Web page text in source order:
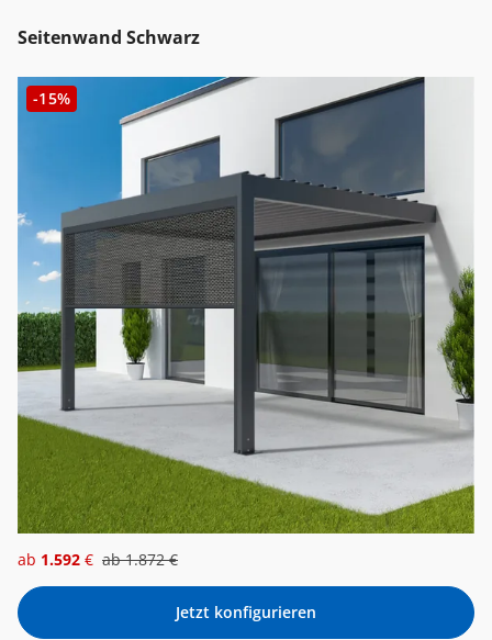
Seitenwand Schwarz
-15%
ab 1.592 € ab1.872€
Jetzt konfigurieren